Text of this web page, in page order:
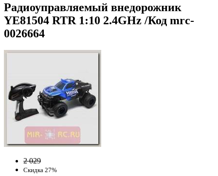
Радиоуправляемый внедорожник
YE81504 RTR 1:10 2.4GHz /Код mrc-
0026664
2 029
Скидка 27%